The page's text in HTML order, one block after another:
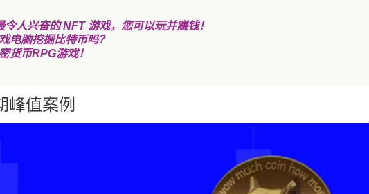
令人兴奋的 NFT 游戏，您可以玩并赚钱！
电脑挖掘比特币吗？
货币RPG游戏！
峰值案例